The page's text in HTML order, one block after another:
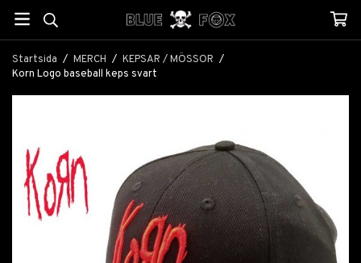
Startsida / MERCH / KEPSAR / MÖSSOR /
Korn Logo baseball keps svart